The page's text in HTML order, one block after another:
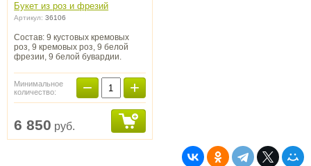
Букет из роз и фрезий
Артикул: 36106
Состав: 9 кустовых кремовых
роз, 9 кремовых роз, 9 белой
фрезии, 9 белой бувардии.
Минимальное
количество:
− +
6 850 руб.